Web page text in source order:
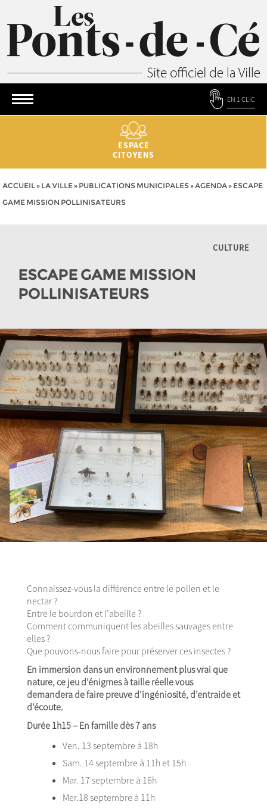
EN 1 CLIC
ESPACE
CITOYENS
ACCUEIL» LA VILLE» PUBLICATIONS MUNICIPALES»AGENDA» ESCAPE
GAME MISSION POLLINISATEURS
CULTURE
ESCAPE GAME MISSION
POLLINISATEURS
Connaissez-vous la différence entre le pollen et le
nectar ?
Entre le bourdon et l’abeille ?
Comment communiquent les abeilles sauvages entre
elles ?
Que pouvons-nous faire pour préserver ces insectes ?
En immersion dans un environnement plus vrai que
nature, ce jeu d’énigmes à taille réelle vous
demandera de faire preuve d’ingéniosité, d’entraide et
d’écoute.
Durée 1h15 – En famille dès 7 ans
Ven. 13 septembre à 18h
Sam. 14 septembre à 11h et 15h
Mar. 17 septembre à 16h
Mer.18 septembre à 11h